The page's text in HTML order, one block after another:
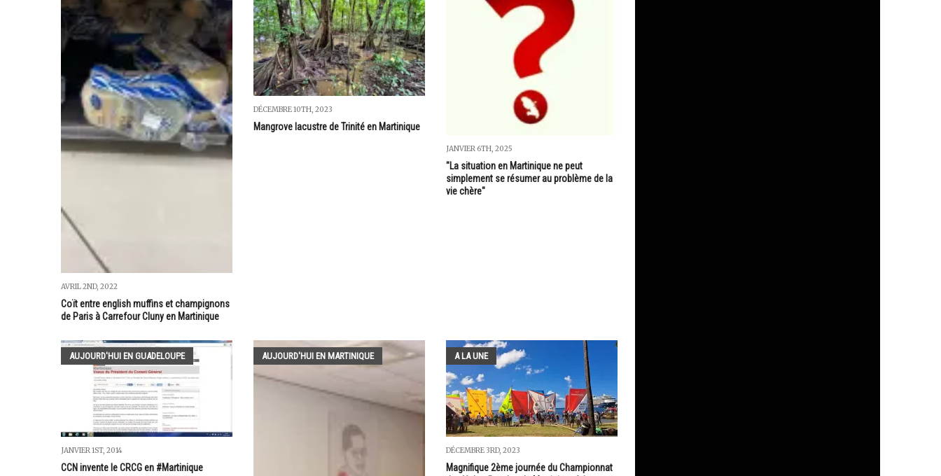
AVRIL 2ND, 2022
Coït entre english muffins et champignons
de Paris à Carrefour Cluny en Martinique
DÉCEMBRE 10TH, 2023
Mangrove lacustre de Trinité en Martinique
JANVIER 6TH, 2025
"La situation en Martinique ne peut
simplement se résumer au problème de la
vie chère"
AUJOURD'HUI EN GUADELOUPE
JANVIER 1ST, 2014
CCN invente le CRCG en #Martinique
AUJOURD'HUI EN MARTINIQUE A LA UNE
DÉCEMBRE 3RD, 2023
Magnifique 2ème journée du Championnat